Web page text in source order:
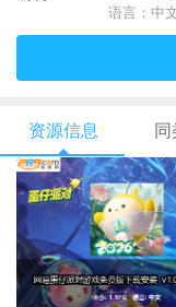
语言：中
资源信息 同